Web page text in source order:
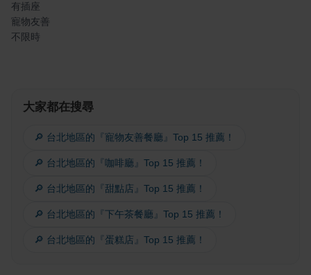
有插座
寵物友善
不限時
大家都在搜尋
🔎 台北地區的『寵物友善餐廳』Top 15 推薦！
🔎 台北地區的『咖啡廳』Top 15 推薦！
🔎 台北地區的『甜點店』Top 15 推薦！
🔎 台北地區的『下午茶餐廳』Top 15 推薦！
🔎 台北地區的『蛋糕店』Top 15 推薦！